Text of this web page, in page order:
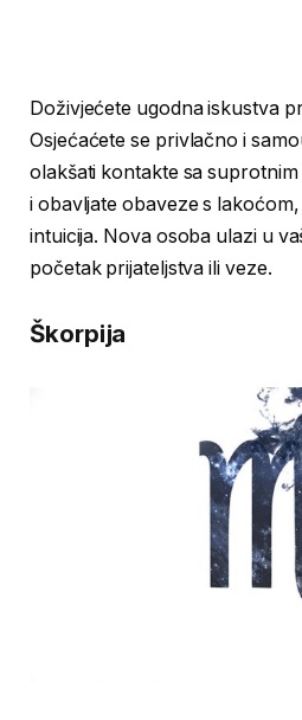
Doživjećete ugodna iskustva
Osjećaćete se privlačno i
olakšati kontakte sa
i obavljate obaveze s
intuicija. Nova osoba ulazi u
početak prijateljstva ili veze.
Škorpija